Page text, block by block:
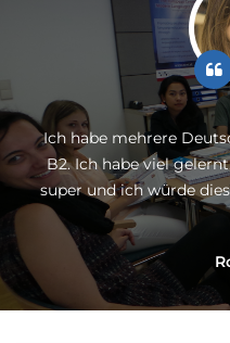
Ich habe mehrere
B2. Ich habe viel
super und ich würde